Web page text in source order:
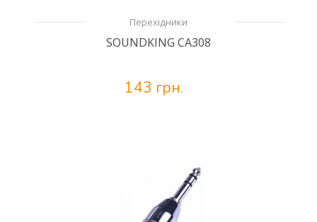
Перехідники
SOUNDKING CA308
143 грн.